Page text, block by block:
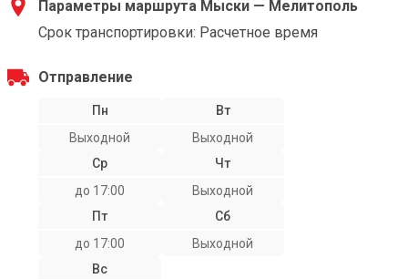
Параметры маршрута Мыски — Мелитополь
Срок транспортировки: Расчетное время
Отправление
Пн
Выходной
Вт
Выходной
Ср
до 17:00
Чт
Выходной
Пт
до 17:00
Сб
Выходной
Вс